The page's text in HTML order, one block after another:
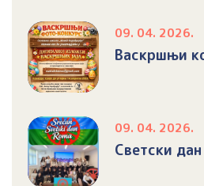
09. 04. 2026.
Васкршњи
09. 04. 2026.
Светски